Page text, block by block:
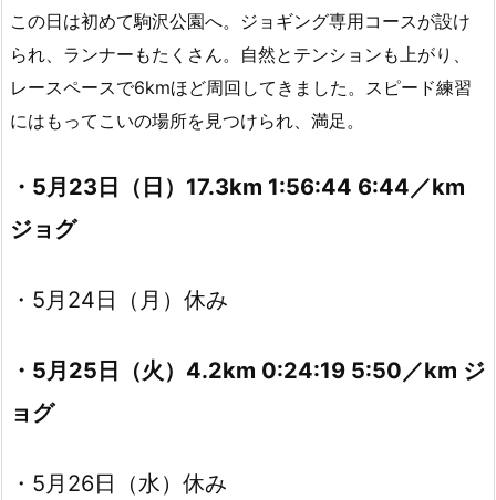
この日は初めて駒沢公園へ。ジョギング専用コースが設け
られ、ランナーもたくさん。自然とテンションも上がり、
レースペースで6kmほど周回してきました。スピード練習
にはもってこいの場所を見つけられ、満足。
・5月23日（日）17.3km 1:56:44 6:44／km
ジョグ
・5月24日（月）休み
・5月25日（火）4.2km 0:24:19 5:50／km ジ
ョグ
・5月26日（水）休み